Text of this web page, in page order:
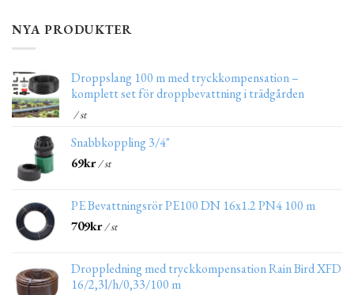
NYA PRODUKTER
Droppslang 100 m med tryckkompensation –
komplett set för droppbevattning i trädgården
/ st
Snabbkoppling 3/4"
69kr/ st
PE Bevattningsrör PE100 DN 16x1.2 PN4 100 m
709kr/ st
Droppledning med tryckkompensation Rain Bird XFD
16/2,3l/h/0,33/100 m